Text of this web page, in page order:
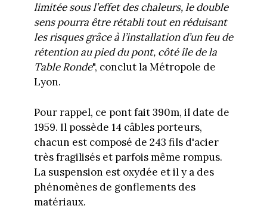
limitée sous l’effet des chaleurs, le double
sens pourra être rétabli tout en réduisant
les risques grâce à l’installation d’un feu de
rétention au pied du pont, côté île de la
Table Ronde", conclut la Métropole de
Lyon.
Pour rappel, ce pont fait 390m, il date de
1959. Il possède 14 câbles porteurs,
chacun est composé de 243 fils d'acier
très fragilisés et parfois même rompus.
La suspension est oxydée et il y a des
phénomènes de gonflements des
matériaux.